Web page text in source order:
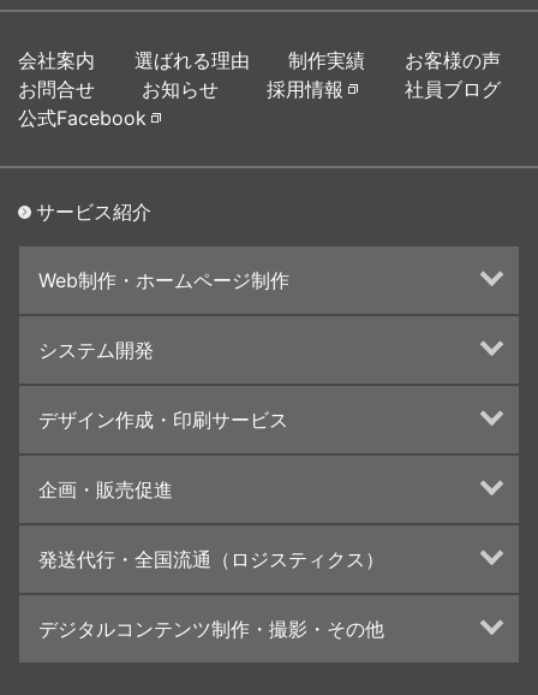
会社案内 選ばれる理由 制作実績
お客様の声
お問合せ
お知らせ 採用情報
社員ブログ
公式Facebook
サービス紹介
Web制作・ホームページ制作
ランディングページ制作
Web分析・改善・コンサルティング
インターネット広告代行
UI・UXデザイン設計
システム開発
デザイン作成・印刷サービス
カタログデザインの制作・印刷
冊子/パンフレットのデザイン制作・印刷
学校・会社案内パンフレット制作・印刷
高精細印刷（スブリマ印刷）
社内報
名刺
企画・販売促進
ブランディング戦略
イベント運営
コンテンツ制作
周年事業
発送代行・全国流通（ロジスティクス）
デジタルコンテンツ制作・撮影・その他